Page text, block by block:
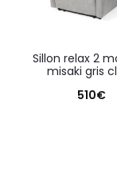
sillon relax 2 motores
misaki gris
510€